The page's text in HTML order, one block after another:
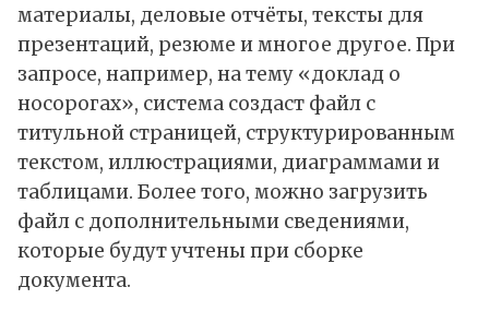
материалы, деловые отчёты, тексты для
презентаций, резюме и многое другое. При
запросе, например, на тему «доклад о
носорогах», система создаст файл с
титульной страницей, структурированным
текстом, иллюстрациями, диаграммами и
таблицами. Более того, можно загрузить
файл с дополнительными сведениями,
которые будут учтены при сборке
документа.